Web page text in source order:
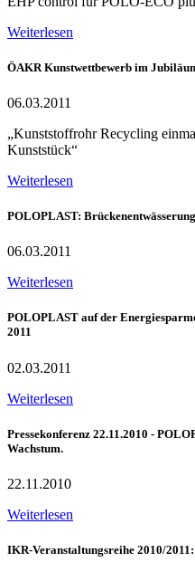
Weiterlesen
ÖAKR Kunstwettbewerb im
06.03.2011
„Kunststoffrohr Recycling
Kunststück“
Weiterlesen
POLOPLAST:
06.03.2011
Weiterlesen
POLOPLAST auf der
2011
02.03.2011
Weiterlesen
Pressekonferenz 22.11.2010 -
Wachstum.
22.11.2010
Weiterlesen
IKR-Veranstaltungsreihe 2010/2011: